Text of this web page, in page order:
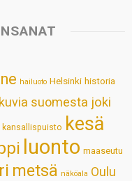
e
s
t
l
hailuoto Helsinki historia
suomesta joki
kansallispuisto kesä
luonto maaseutu
metsä näköala Oulu